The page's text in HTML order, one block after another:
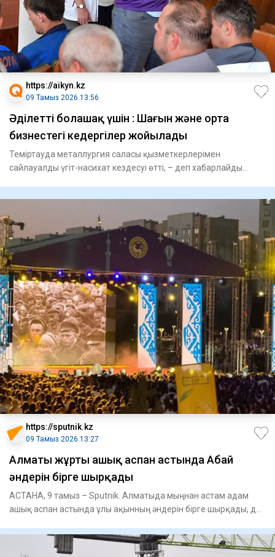
https://aikyn.kz
09 Тамыз 2026 13:56
Әділетті болашақ үшін : Шағын және орта
бизнестегі кедергілер жойылады
Теміртауда металлургия саласы қызметкерлерімен
сайлауалды үгіт-насихат кездесуі өтті, – деп хабарлайды
https://sputnik.kz
09 Тамыз 2026 13:27
Алматы жұрты ашық аспан астында Абай
әндерін бірге шырқады
АСТАНА, 9 тамыз – Sputnik. Алматыда мыңнан астам адам
ашық аспан астында ұлы ақынның әндерін бірге шырқады, деп